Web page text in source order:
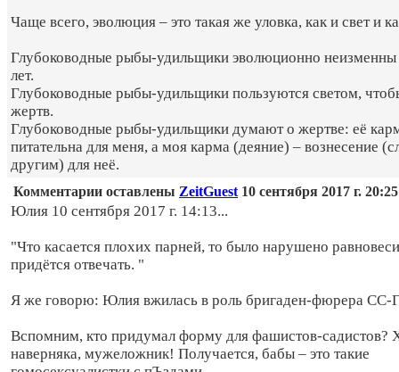
Чаще всего, эволюция – это такая же уловка, как и свет и
Глубоководные рыбы-удильщики эволюционно
лет.
Глубоководные рыбы-удильщики пользуются светом,
жертв.
Глубоководные рыбы-удильщики думают о жертве: её
питательна для меня, а моя карма (деяние) – вознесение
другим) для неё.
Комментарии оставлены ZeitGuest 10 сентября 2017 г. 20:25
Юлия 10 сентября 2017 г. 14:13...
"Что касается плохих парней, то было нарушено
придётся отвечать. "
Я же говорю: Юлия вжилась в роль бригаден-фюрера
Вспомним, кто придумал форму для фашистов-садистов?
наверняка, мужеложник! Получается, бабы – это такие